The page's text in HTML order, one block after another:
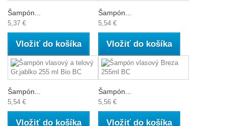
Šampón...
5,37 €
Vložiť do košíka
Šampón...
5,54 €
Vložiť do košíka
Šampón...
5,54 €
Vložiť do košíka
Šampón...
5,56 €
Vložiť do košíka